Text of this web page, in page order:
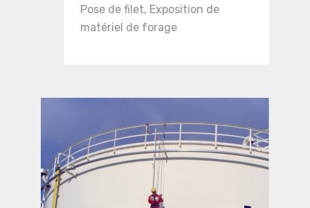
Pose de filet, Exposition de
matériel de forage